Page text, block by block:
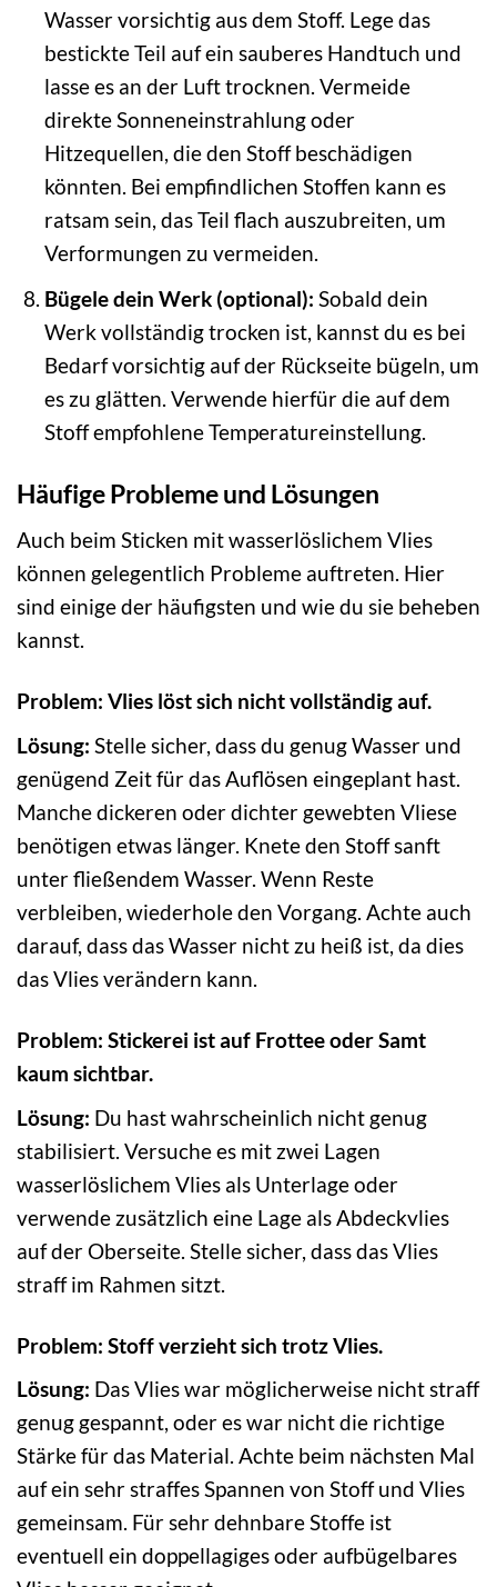
Wasser vorsichtig aus dem Stoff. Lege das
bestickte Teil auf ein sauberes Handtuch und
lasse es an der Luft trocknen. Vermeide
direkte Sonneneinstrahlung oder
Hitzequellen, die den Stoff beschädigen
könnten. Bei empfindlichen Stoffen kann es
ratsam sein, das Teil flach auszubreiten, um
Verformungen zu vermeiden.
Bügele dein Werk (optional): Sobald dein
Werk vollständig trocken ist, kannst du es bei
Bedarf vorsichtig auf der Rückseite bügeln, um
es zu glätten. Verwende hierfür die auf dem
Stoff empfohlene Temperatureinstellung.
Häufige Probleme und Lösungen
Auch beim Sticken mit wasserlöslichem Vlies
können gelegentlich Probleme auftreten. Hier
sind einige der häufigsten und wie du sie beheben
kannst.
Problem: Vlies löst sich nicht vollständig auf.
Lösung: Stelle sicher, dass du genug Wasser und
genügend Zeit für das Auflösen eingeplant hast.
Manche dickeren oder dichter gewebten Vliese
benötigen etwas länger. Knete den Stoff sanft
unter fließendem Wasser. Wenn Reste
verbleiben, wiederhole den Vorgang. Achte auch
darauf, dass das Wasser nicht zu heiß ist, da dies
das Vlies verändern kann.
Problem: Stickerei ist auf Frottee oder Samt
kaum sichtbar.
Lösung: Du hast wahrscheinlich nicht genug
stabilisiert. Versuche es mit zwei Lagen
wasserlöslichem Vlies als Unterlage oder
verwende zusätzlich eine Lage als Abdeckvlies
auf der Oberseite. Stelle sicher, dass das Vlies
straff im Rahmen sitzt.
Problem: Stoff verzieht sich trotz Vlies.
Lösung: Das Vlies war möglicherweise nicht straff
genug gespannt, oder es war nicht die richtige
Stärke für das Material. Achte beim nächsten Mal
auf ein sehr straffes Spannen von Stoff und Vlies
gemeinsam. Für sehr dehnbare Stoffe ist
eventuell ein doppellagiges oder aufbügelbares